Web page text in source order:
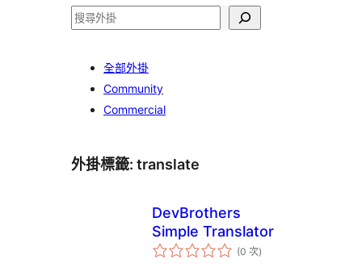
搜
全部外掛
Community
Commercial
外掛標籤: translate
DevBrothers
Simple Translator
(0 次評
分)